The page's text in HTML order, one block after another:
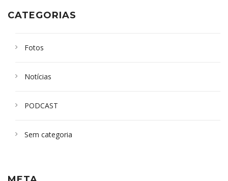
CATEGORIAS
Fotos
Notícias
PODCAST
Sem categoria